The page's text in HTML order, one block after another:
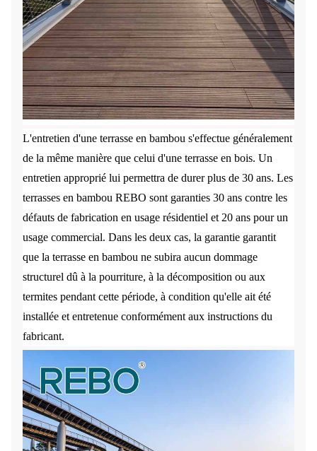
L'entretien d'une terrasse en bambou s'effectue généralement
de la même manière que celui d'une terrasse en bois. Un
entretien approprié lui permettra de durer plus de 30 ans. Les
terrasses en bambou REBO sont garanties 30 ans contre les
défauts de fabrication en usage résidentiel et 20 ans pour un
usage commercial. Dans les deux cas, la garantie garantit
que la terrasse en bambou ne subira aucun dommage
structurel dû à la pourriture, à la décomposition ou aux
termites pendant cette période, à condition qu'elle ait été
installée et entretenue conformément aux instructions du
fabricant.